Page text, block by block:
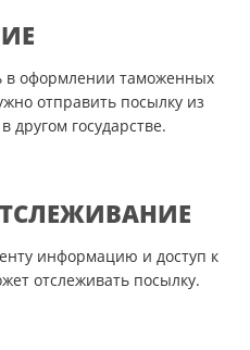
оформлении таможенных
отправить посылку из
другом государстве.
информацию и доступ к
отслеживать посылку.